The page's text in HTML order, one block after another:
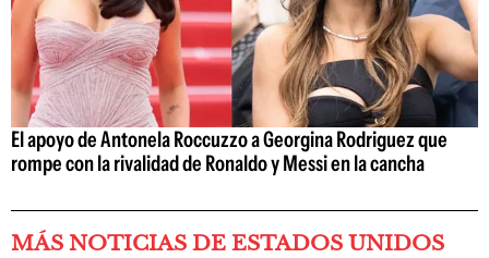
El apoyo de Antonela Roccuzzo a Georgina Rodriguez que
rompe con la rivalidad de Ronaldo y Messi en la cancha
MÁS NOTICIAS DE ESTADOS UNIDOS